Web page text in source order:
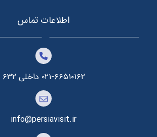
اطلاعات تماس
۰۲۱-۶۶۵۱۰۱۶۲ داخلی ۶۳۲
info@persiavisit.ir